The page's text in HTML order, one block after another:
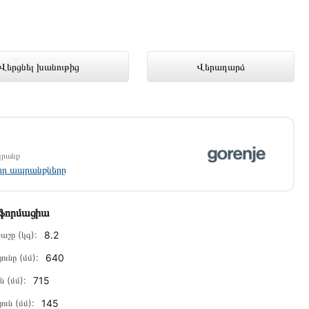
խանութից Վերադարձ
խանութում լավագույն գնով 178
ապրանքները
(կգ): 8.2
(մմ): 640
(մմ): 715
(մմ): 145